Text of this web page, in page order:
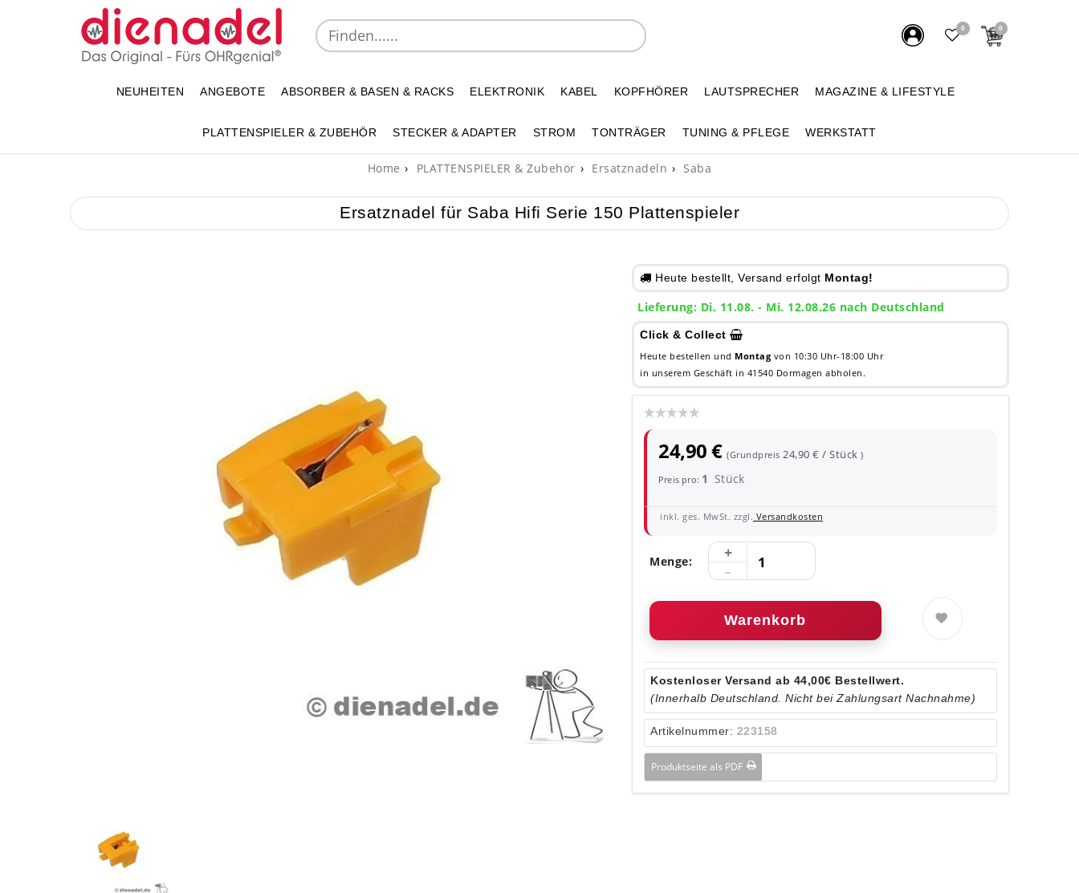
0 0
NEUHEITEN ANGEBOTE ABSORBER & BASEN & RACKS ELEKTRONIK KABEL KOPFHÖRER LAUTSPRECHER MAGAZINE & LIFESTYLE
PLATTENSPIELER & ZUBEHÖR STECKER & ADAPTER STROM TONTRÄGER TUNING & PFLEGE WERKSTATT
Home PLATTENSPIELER & Zubehör Ersatznadeln Saba
Ersatznadel für Saba Hifi Serie 150 Plattenspieler
Heute bestellt, Versand erfolgt Montag!
Lieferung: Di. 11.08. - Mi. 12.08.26 nach Deutschland
Click & Collect
Heute bestellen und Montag von 10:30 Uhr-18:00 Uhr
in unserem Geschäft in 41540 Dormagen abholen.
24,90 €(Grundpreis24,90 € / Stück)
Preis pro: 1 Stück
inkl. ges. MwSt. zzgl. Versandkosten
Menge:
Warenkorb
Kostenloser Versand ab 44,00€ Bestellwert.
(Innerhalb Deutschland. Nicht bei Zahlungsart Nachnahme)
Artikelnummer: 223158
Produktseite als PDF